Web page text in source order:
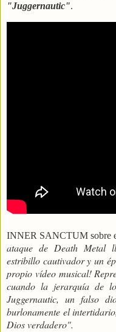
"Juggernautic".
INNER SANCTUM sobre
ataque de Death Metal
estribillo cautivador y un
propio vídeo musical!
cuando la jerarquía de
Juggernautic, un falso
burlonamente el
Dios verdadero".